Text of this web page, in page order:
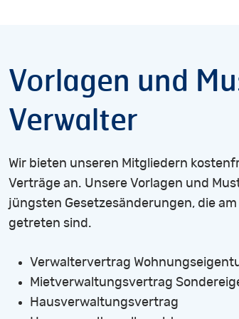
erfolgt und damit den Anschein
der Verpflichtung, an den Makler zu
sein.
die vereinbarte Provision.
Vorlagen und
Verwalter
Wir bieten unseren Mitgliedern
Verträge an. Unsere Vorlagen und
jüngsten Gesetzesänderungen, die
getreten sind.
Verwaltervertrag
Mietverwaltungsvertrag
Hausverwaltungsvertrag